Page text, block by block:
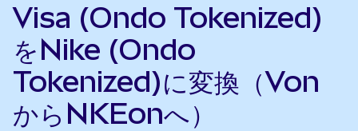
Visa (Ondo Tokenized)
をNike (Ondo
Tokenized)に変換（Von
からNKEonへ）